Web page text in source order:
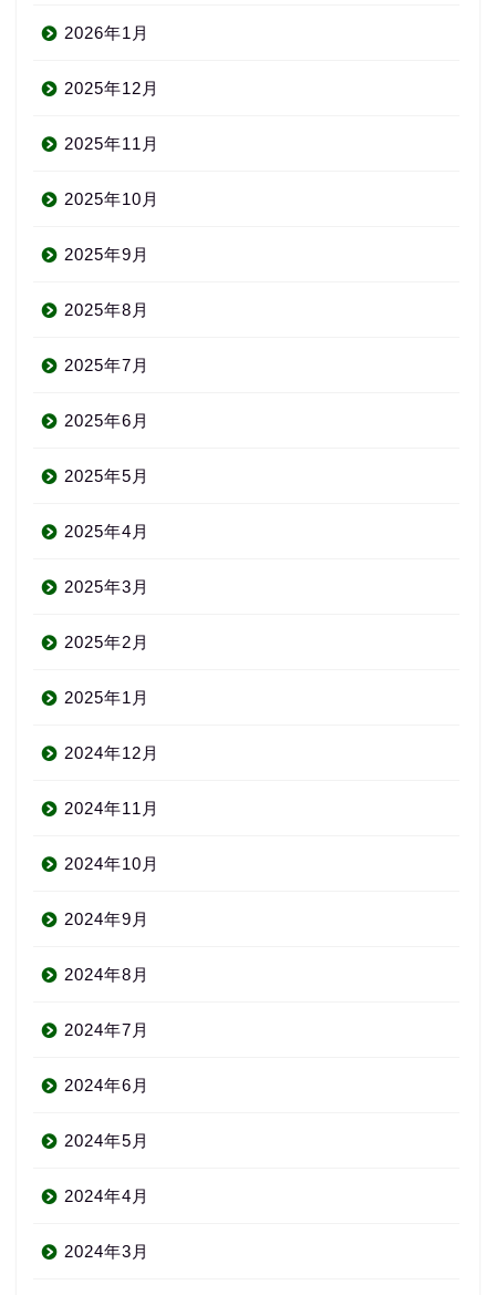
2026年1月
2025年12月
2025年11月
2025年10月
2025年9月
2025年8月
2025年7月
2025年6月
2025年5月
2025年4月
2025年3月
2025年2月
2025年1月
2024年12月
2024年11月
2024年10月
2024年9月
2024年8月
2024年7月
2024年6月
2024年5月
2024年4月
2024年3月